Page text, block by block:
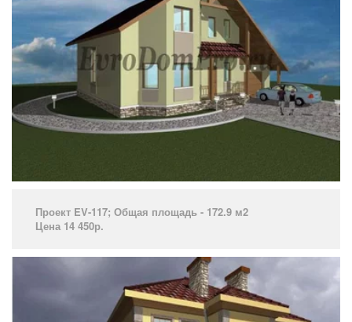
Проект EV-117; Общая площадь - 172.9 м2
Цена 14 450р.